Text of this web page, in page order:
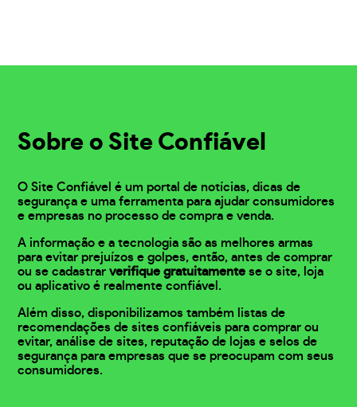
Sobre o Site Confiável
O Site Confiável é um portal de notícias, dicas de
segurança e uma ferramenta para ajudar consumidores
e empresas no processo de compra e venda.
A informação e a tecnologia são as melhores armas
para evitar prejuízos e golpes, então, antes de comprar
ou se cadastrarverifique gratuitamente se o site, loja
ou aplicativo é realmente confiável.
Além disso, disponibilizamos também listas de
recomendações de sites confiáveis para comprar ou
evitar, análise de sites, reputação de lojas e selos de
segurança para empresas que se preocupam com seus
consumidores.